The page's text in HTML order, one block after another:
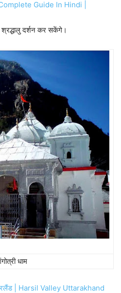
Guide In Hindi |
श्रद्धालु दर्शन कर सकेंगे।
धाम
| Harsil Valley Uttarakhand